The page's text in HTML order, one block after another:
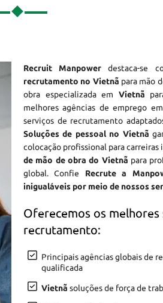
Recruit Manpower destaca-se
recrutamento no Vietnã para mão
obra especializada em Vietnã
melhores agências de emprego em
serviços de recrutamento
Soluções de pessoal no Vietnã
colocação profissional para
de mão de obra do Vietnã para
global. Confie Recrute a
inigualáveis por meio de nossos
Oferecemos os melhores
recrutamento:
Principais agências globais de
qualificada
Vietnã soluções de força de